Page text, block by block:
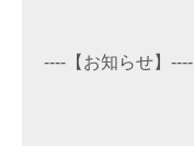
----【 お知らせ】----